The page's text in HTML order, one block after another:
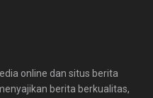
online dan situs berita
berita berkualitas,